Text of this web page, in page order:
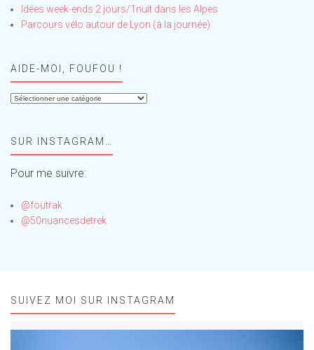
Idées week-ends 2 jours/1nuit dans les Alpes
Parcours vélo autour de Lyon (à la journée)
AIDE-MOI, FOUFOU !
Aide-
!SUR INSTAGRAM…
Pour me suivre:
@foutrak
@50nuancesdetrek
SUIVEZ MOI SUR INSTAGRAM